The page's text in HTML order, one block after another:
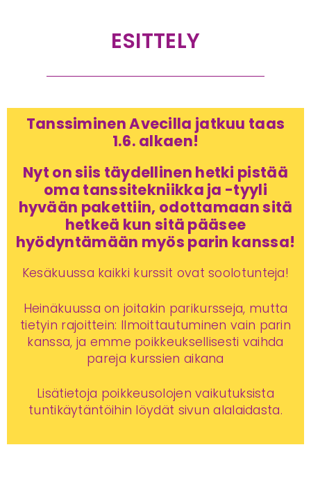
ESITTELY
Tanssiminen Avecilla jatkuu taas
1.6. alkaen!
Nyt on siis täydellinen hetki pistää
oma tanssitekniikka ja -tyyli
hyvään pakettiin, odottamaan sitä
hetkeä kun sitä pääsee
hyödyntämään myös parin kanssa!
Kesäkuussa kaikki kurssit ovat soolotunteja!
Heinäkuussa on joitakin parikursseja, mutta
tietyin rajoittein: Ilmoittautuminen vain parin
kanssa, ja emme poikkeuksellisesti vaihda
pareja kurssien aikana
Lisätietoja poikkeusolojen vaikutuksista
tuntikäytäntöihin löydät sivun alalaidasta.